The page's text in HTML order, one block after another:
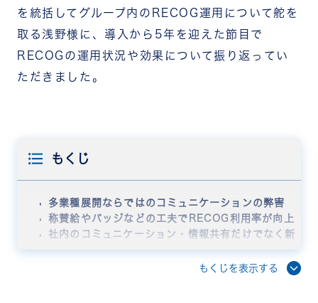
を統括してグループ内のRECOG運用について舵を
取る浅野様に、導入から5年を迎えた節目で
RECOGの運用状況や効果について振り返ってい
ただきました。
もくじ
多業種展開ならではのコミュニケーションの弊害
称賛給やバッジなどの工夫でRECOG利用率が向上
社内のコミュニケーション・情報共有だけでなく新
長期に取り組んだから実現した「称賛文化の定着」
もくじを表示する